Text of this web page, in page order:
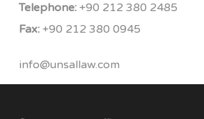
Telephone:+90 212 380 2485
Fax:+90 212 380 0945
info@unsallaw.com